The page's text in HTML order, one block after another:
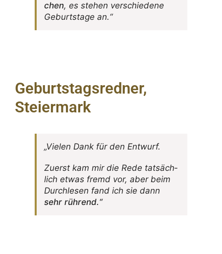
chen, es stehen verschie­dene
Geburts­tage an.“
Geburtstagsredner,
Steiermark
„Vielen Dank für den Entwurf.
Zuerst kam mir die Rede tatsäch­
lich etwas fremd vor, aber beim
Durch­lesen fand ich sie dann
sehr rührend.“